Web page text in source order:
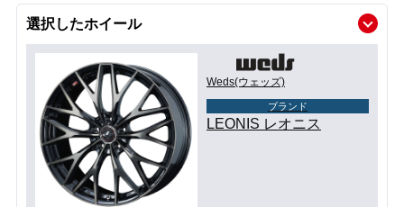
選択したホイール
Weds(ウェッズ)
ブランド
LEONIS レオニス